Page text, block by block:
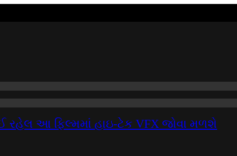
રહેલ આ ફિલ્મમાં હાઇ-ટેક VFX જોવા મળશે